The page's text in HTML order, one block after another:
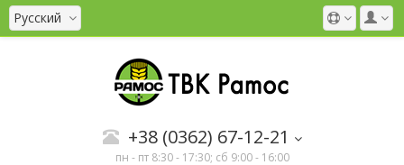
Русский
+38 (0362) 67-12-21
пн - пт 8:30 - 17:30; сб 9:00 - 16:00